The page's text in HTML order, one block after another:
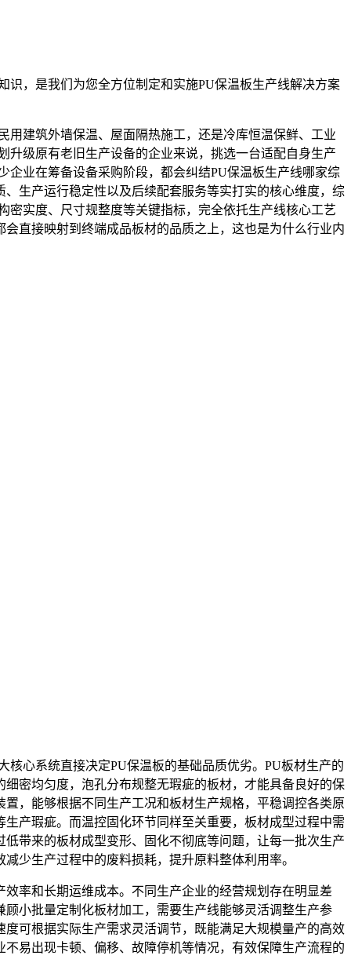
，是我们为您全方位制定和实施PU保温板生产线解决方案
建筑外墙保温、屋面隔热施工，还是冷库恒温保鲜、工业
级原有老旧生产设备的企业来说，挑选一台适配自身生产
业在筹备设备采购阶段，都会纠结PU保温板生产线哪家综
生产运行稳定性以及后续配套服务等实打实的核心维度，综
实度、尺寸规整度等关键指标，完全依托生产线核心工艺
直接映射到终端成品板材的品质之上，这也是为什么行业内
心系统直接决定PU保温板的基础品质优劣。PU板材生产的
密均匀度，泡孔分布规整无瑕疵的板材，才能具备良好的保
，能够根据不同生产工况和板材生产规格，平稳调控各类原
产瑕疵。而温控固化环节同样至关重要，板材成型过程中需
带来的板材成型变形、固化不彻底等问题，让每一批次生产
少生产过程中的废料损耗，提升原料整体利用率。
率和长期运维成本。不同生产企业的经营规划存在明显差
小批量定制化板材加工，需要生产线能够灵活调整生产参
可根据实际生产需求灵活调节，既能满足大规模量产的高效
易出现卡顿、偏移、故障停机等情况，有效保障生产流程的